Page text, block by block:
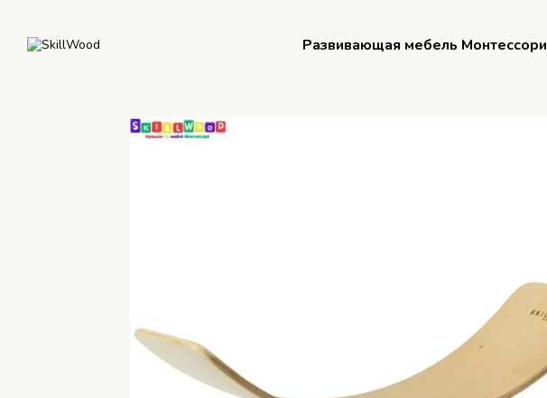
Развивающая мебель Монтессори